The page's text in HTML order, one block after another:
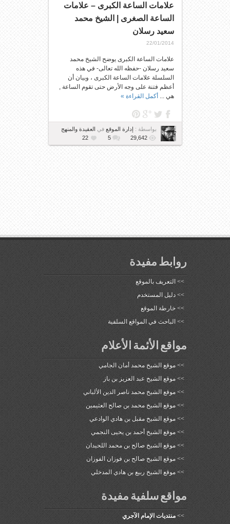
علامات الساعة الكبرى – علامات
الساعة الصغرى | الشيخ محمد
سعيد رسلان
22/01/2014
علامات الساعة الكبرى يوضح الشيخ محمد
سعيد رسلان -حفظه الله تعالى- في هذه
السلسلة علامات الساعة الكبرى ، وبيان أن
أعظم فتنة على وجه الأرض حتى تقوم الساعة ,
هي ...أكمل القراءة »
بواسطة : إدارة الموقعفي العقيدة والمنهج
29,642
5
22
روابط مفيدة
>>التعريف بالموقع
>>دليل المستخدم
>>خارطة الموقع
>>الباحث في المواقع السلفية
مواقع الأئمة الأعلام
>>موقع الشيخ محمد أمان الجامي
>>موقع الشيخ عبد العزيز بن باز
>>موقع الشيخ محمد ناصر الدين الألباني
>>موقع الشيخ محمد بن صالح العثيمين
>>موقع الشيخ مقبل بن هادي الوادعي
>>موقع الشيخ أحمد بن يحيى النجمي
>>موقع الشيخ صالح بن محمد اللحيدان
>>موقع الشيخ صالح بن فوزان الفوزان
>>موقع الشيخ ربيع بن هادي المدخلي
مواقع سلفية مفيدة
>>منتديات الإمام الآجري